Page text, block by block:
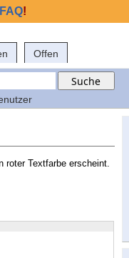
Offen
roter Textfarbe erscheint.
FAQ!